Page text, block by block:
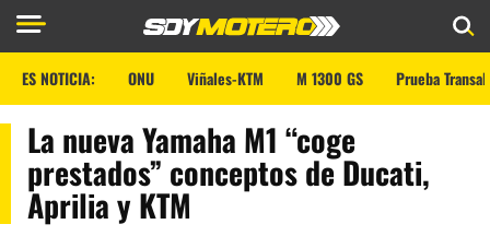
ES NOTICIA: ONU Viñales-KTM M 1300 GS Prueba
La nueva Yamaha M1 “coge
prestados” conceptos de Ducati,
Aprilia y KTM